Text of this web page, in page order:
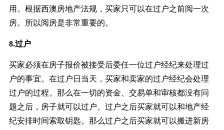
用。根据西澳房地产法规，买家只可以在过户之前阅一次
房。所以阅房是非常重要的。
8.过户
买家必须在房子报价被接受后委任一位过户经纪来处理过
户的事宜。在过户日当天，买家和卖家的过户经纪会处理
过户的过程。那么在一切的资金、交易单和审核都没有问
题之后，房子就可以过户。过户之后买家就可以和地产经
纪安排时间索取钥匙。那么过户之后买家就可以搬进新房